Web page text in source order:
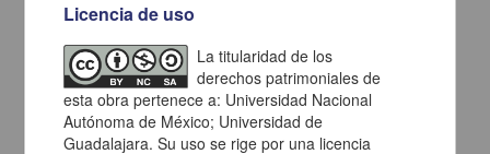
¿Cómo se sostiene la democracia? La resiliencia democrática en
México
Licencia de uso
La titularidad de los
derechos patrimoniales de
esta obra pertenece a: Universidad Nacional
Autónoma de México; Universidad de
Guadalajara. Su uso se rige por una licencia